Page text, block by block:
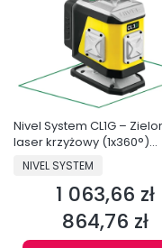
Nivel System CL1G –
laser krzyżowy (1x360°)
Bluetooth
PRODUCENT
NIVEL SYSTEM
Cena
1 063,66 zł
Cena
864,76 zł